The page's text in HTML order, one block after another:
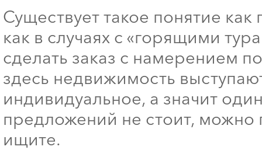
Существует такое понятие
как в случаях с «горящими
сделать заказ с намерением
здесь недвижимость
индивидуальное, а значит
предложений не стоит, можно
ищите.